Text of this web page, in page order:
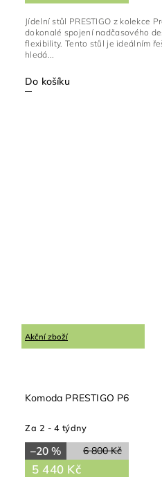
Do košíku
Jídelní stůl PRESTIGO z kolekce
dokonalé spojení nadčasového
flexibility. Tento stůl je ideálním
hledá...
Akční zboží
Komoda PRESTIGO P6
Za 2 - 4 týdny
6 800 Kč
–20 %
5 440 Kč